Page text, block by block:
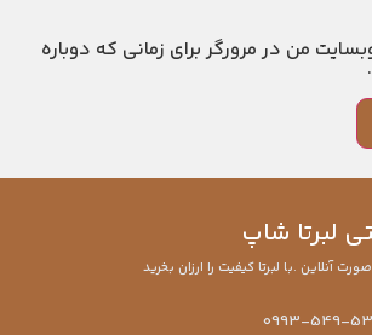
من در مرورگر برای زمانی که دوباره
لبرتا شاپ
آنلاین .با لبرتا کیفیت را ارزان بخرید